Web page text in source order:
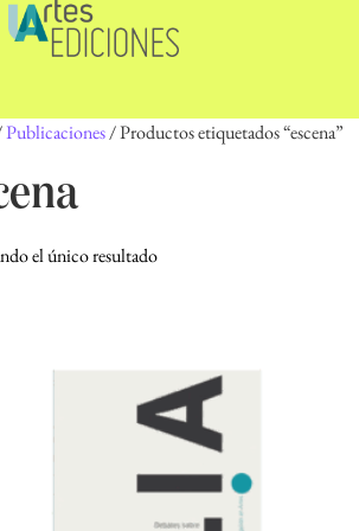
Publicaciones/ Productos etiquetados “escena”
el único resultado